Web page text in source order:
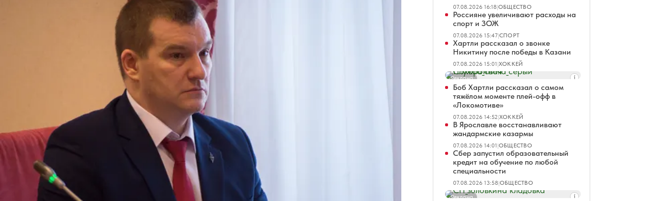
07.08.2026 16:18|ОБЩЕСТВО
Россияне увеличивают расходы на
спорт и ЗОЖ
07.08.2026 15:47|СПОРТ
Хартли рассказал о звонке
Никитину после победы в Казани
07.08.2026 15:01|ХОККЕЙ
Реклама
Боб Хартли рассказал о самом
тяжёлом моменте плей-офф в
«Локомотиве»
07.08.2026 14:52|ХОККЕЙ
В Ярославле восстанавливают
жандармские казармы
07.08.2026 14:01|ОБЩЕСТВО
Сбер запустил образовательный
кредит на обучение по любой
специальности
07.08.2026 13:58|ОБЩЕСТВО
Реклама